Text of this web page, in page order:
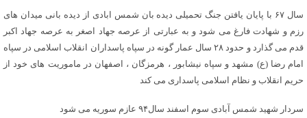
سال ۶۷ با پایان یافتن جنگ تحمیلی دیده بان شمس ابادی از دیده بانی میدان های
رزم و شهادت فارغ می شود و به عبارتی از عرصه جهاد اصغر به عرصه جهاد اکبر
قدم می گذارد و حدود ۲۸ سال عمار گونه در سپاه پاسداران انقلاب اسلامی در سپاه
امام رضا (ع) مشهد و سپاه نیشابور ، هرمزگان ، اصفهان در ماموریت های خود از
حریم انقلاب و نظام اسلامی پاسداری می کند
سردار شهید شمس آبادی سوم اسفند سال۹۴ عازم سوریه می شود